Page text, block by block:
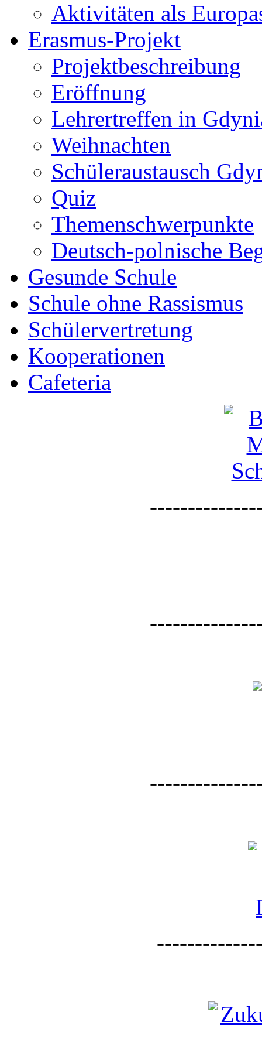
Aktivitäten als
Erasmus-Projekt
Projektbeschreibung
Eröffnung
Lehrertreffen in
Weihnachten
Schüleraustausch
Quiz
Themenschwerpunkte
Deutsch-polnische
Gesunde Schule
Schule ohne Rassismus
Schülervertretung
Kooperationen
Cafeteria